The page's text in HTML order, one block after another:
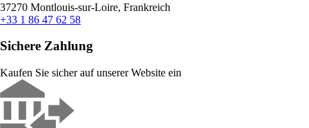
37270 Montlouis-sur-Loire, Frankreich
+33 1 86 47 62 58
Sichere Zahlung
Kaufen Sie sicher auf unserer Website ein